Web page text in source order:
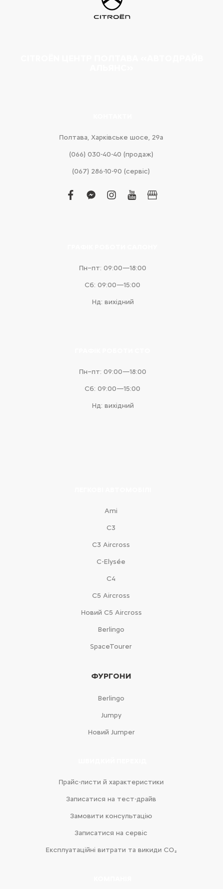
Полтава, Харківське шосе, 29а
(066) 030-40-40 (продаж)
(067) 286-10-90 (сервіс)
facebook
facebook-
instagram
youtubebusiness
Пн–пт: 09:00—18:00
Сб: 09:00—15:00
Нд: вихідний
Пн–пт: 09:00—18:00
Сб: 09:00—15:00
Нд: вихідний
Ami
С3
С3 Aircross
C-Elysée
С4
С5 Aircross
Новий С5 Aircross
Berlingo
SpaceTourer
ФУРГОНИ
Berlingo
Jumpy
Новий Jumper
Прайс-листи й характеристики
Записатися на тест-драйв
Замовити консультацію
Записатися на сервіс
Експлуатаційні витрати та викиди CO₂